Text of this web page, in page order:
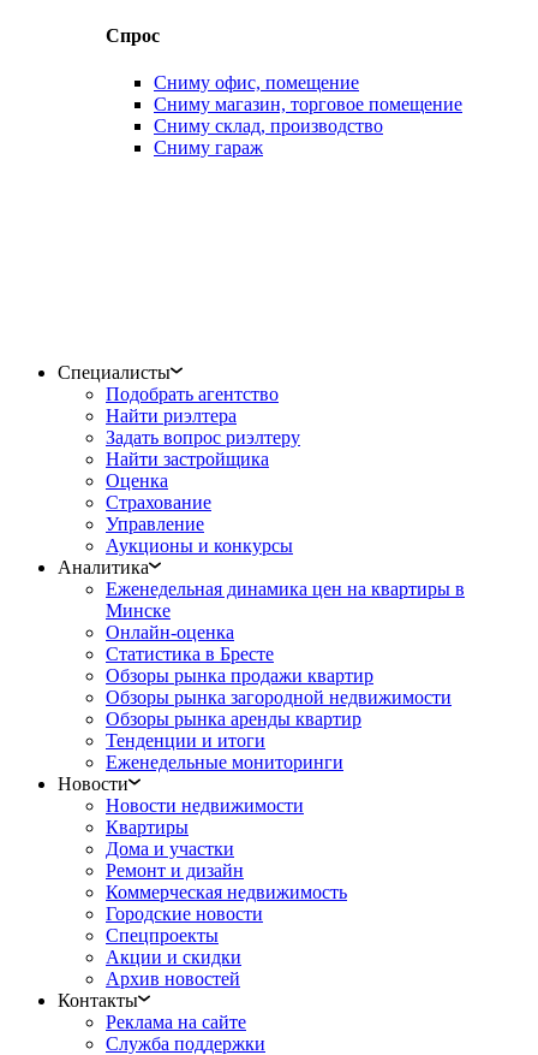
Спрос
Сниму офис, помещение
Сниму магазин, торговое помещение
Сниму склад, производство
Сниму гараж
Специалисты
Подобрать агентство
Найти риэлтера
Задать вопрос риэлтеру
Найти застройщика
Оценка
Страхование
Управление
Аукционы и конкурсы
Аналитика
Еженедельная динамика цен на квартиры в
Минске
Онлайн-оценка
Статистика в Бресте
Обзоры рынка продажи квартир
Обзоры рынка загородной недвижимости
Обзоры рынка аренды квартир
Тенденции и итоги
Еженедельные мониторинги
Новости
Новости недвижимости
Квартиры
Дома и участки
Ремонт и дизайн
Коммерческая недвижимость
Городские новости
Спецпроекты
Акции и скидки
Архив новостей
Контакты
Реклама на сайте
Служба поддержки